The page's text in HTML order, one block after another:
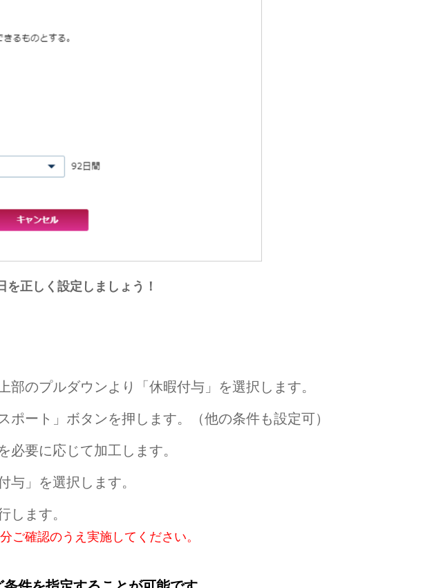
正しく設定しましょう！
のプルダウンより「休暇付与」を選択します。
ート」ボタンを押します。（他の条件も設定可）
要に応じて加工します。
」を選択します。
ます。
ご確認のうえ実施してください。